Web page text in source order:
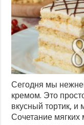
Сегодня мы
кремом. Это
вкусный тортик, и
Сочетание